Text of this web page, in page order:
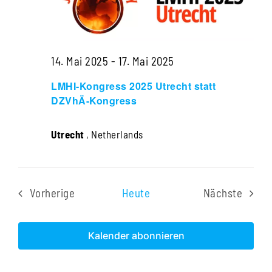
LMHI-Kongress 2025 Utrecht statt
DZVhÄ-Kongress
14. Mai 2025 - 17. Mai 2025
Utrecht , Netherlands
Vorherige
Heute
Nächste
Kalender abonnieren